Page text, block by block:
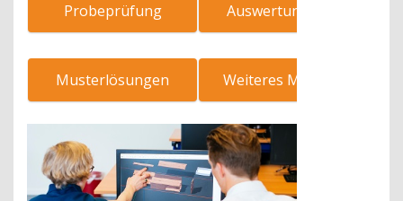
Probeprüfung
Musterlösungen
Auswertung PDF
Weiteres Material